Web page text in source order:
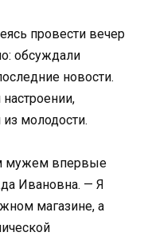
провести вечер
обсуждали
новости.
молодости.
мужем впервые
Ивановна. — Я
магазине, а